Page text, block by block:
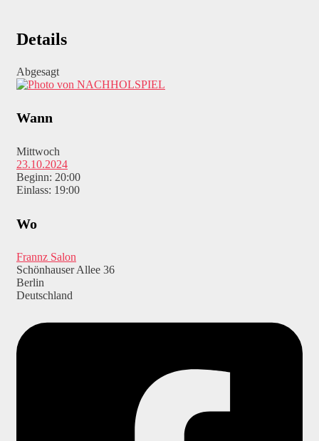
Details
Abgesagt
Wann
Mittwoch
23.10.2024
Beginn: 20:00
Einlass: 19:00
Wo
Frannz Salon
Schönhauser Allee 36
Berlin
Deutschland